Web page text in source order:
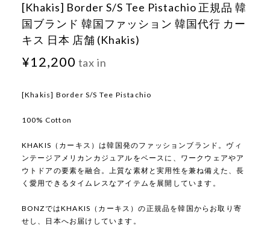
[Khakis] Border S/S Tee Pistachio 正規品 韓
国ブランド 韓国ファッション 韓国代行 カー
キス 日本 店舗 (Khakis)
¥12,200 tax in
[Khakis] Border S/S Tee Pistachio
100% Cotton
KHAKIS（カーキス）は韓国発のファッションブランド。ヴィ
ンテージアメリカンカジュアルをベースに、ワークウェアやア
ウトドアの要素を融合。上質な素材と実用性を兼ね備えた、長
く愛用できるタイムレスなアイテムを展開しています。
BONZではKHAKIS（カーキス）の正規品を韓国からお取り寄
せし、日本へお届けしています。